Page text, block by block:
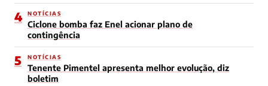
4 NOTÍCIAS
Ciclone bomba faz Enel acionar plano de
contingência
5 NOTÍCIAS
Tenente Pimentel apresenta melhor evolução, diz
boletim